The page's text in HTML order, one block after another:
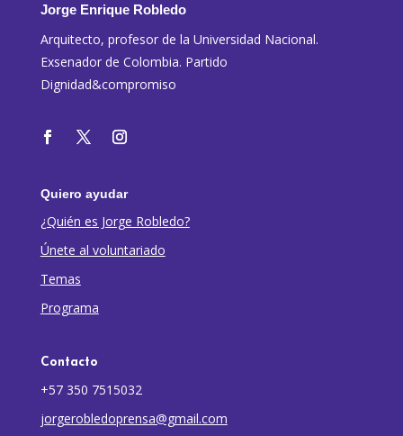
Jorge Enrique Robledo
Arquitecto, profesor de la Universidad Nacional.
Exsenador de Colombia. Partido
Dignidad&compromiso
Quiero ayudar
¿Quién es Jorge Robledo?
Únete al voluntariado
Temas
Programa
Contacto
+57 350 7515032
jorgerobledoprensa@gmail.com